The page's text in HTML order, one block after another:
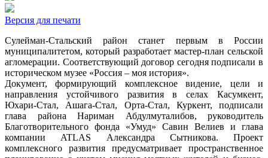
Версия для печати
Сулейман-Стальский район станет первым в России
муниципалитетом, который разработает мастер-план сельской
агломерации. Соответствующий договор сегодня подписали в
историческом музее «Россия – моя история».
Документ, формирующий комплексное видение, цели и
направления устойчивого развития в селах Касумкент,
Юхари-Стал, Ашага-Стал, Орта-Стал, Куркент, подписали
глава района Нариман Абдулмуталибов, руководитель
Благотворительного фонда «Умуд» Савин Велиев и глава
компании ATLAS Александра Сытникова. Проект
комплексного развития предусматривает пространственное